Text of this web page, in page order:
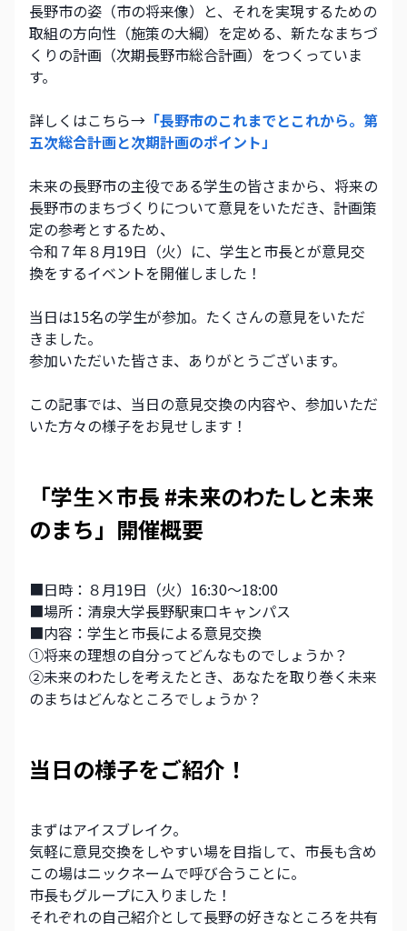
長野市の姿（市の将来像）と、それを実現するための
取組の方向性（施策の大綱）を定める、新たなまちづ
くりの計画（次期長野市総合計画）をつくっていま
す。
詳しくはこちら→ 「長野市のこれまでとこれから。第
五次総合計画と次期計画のポイント」
未来の長野市の主役である学生の皆さまから、将来の
長野市のまちづくりについて意見をいただき、計画策
定の参考とするため、
令和７年８月19日（火）に、学生と市長とが意見交
換をするイベントを開催しました！
当日は15名の学生が参加。たくさんの意見をいただ
きました。
参加いただいた皆さま、ありがとうございます。
この記事では、当日の意見交換の内容や、参加いただ
いた方々の様子をお見せします！
「学生×市長 #未来のわたしと未来
のまち」開催概要
■日時：８月19日（火）16:30～18:00
■場所：清泉大学長野駅東口キャンパス
■内容：学生と市長による意見交換
①将来の理想の自分ってどんなものでしょうか？
②未来のわたしを考えたとき、あなたを取り巻く未来
のまちはどんなところでしょうか？
当日の様子をご紹介！
まずはアイスブレイク。
気軽に意見交換をしやすい場を目指して、市長も含め
この場はニックネームで呼び合うことに。
市長もグループに入りました！
それぞれの自己紹介として長野の好きなところを共有